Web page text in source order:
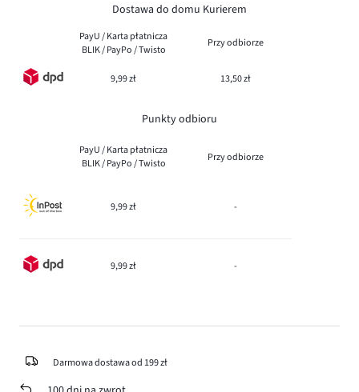
Dostawa do domu Kurierem
PayU / Karta płatnicza
BLIK / PayPo / Twisto
Przy odbiorze
9,99 zł 13,50 zł
Punkty odbioru
PayU / Karta płatnicza
BLIK / PayPo / Twisto
Przy odbiorze
9,99 zł -
9,99 zł -
Darmowa dostawa od 199 zł